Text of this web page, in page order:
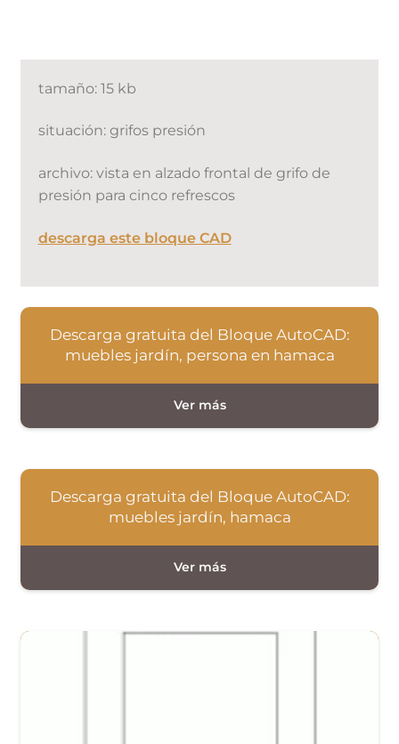
tamaño: 15 kb
situación: grifos presión
archivo: vista en alzado frontal de grifo de
presión para cinco refrescos
descarga este bloque CAD
Descarga gratuita del Bloque AutoCAD:
muebles jardín, persona en hamaca
Descarga gratuita del Bloque AutoCAD:
muebles jardín, hamaca